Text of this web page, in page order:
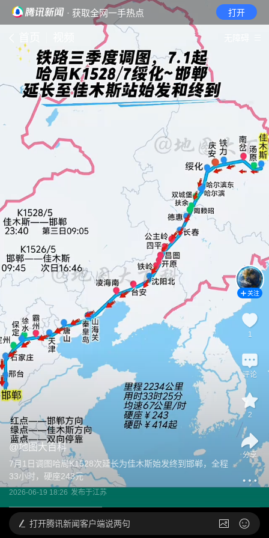
· 获取全网一手热点 打开
@地图大百科
7月1日调图哈局K1528次延长为佳木斯始发终到邯郸，全程
33小时，硬座243元
2026-06-19 18:26 发布于江苏
关注
1
评论
2
分享
打开腾讯新闻客户端说两句